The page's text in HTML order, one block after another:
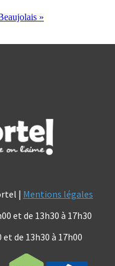
»
| Mentions légales
et de 13h30 à 17h30
et de 13h30 à 17h00